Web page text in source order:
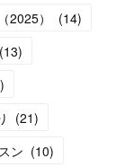
）
(14)
(13)
)
(21)
ン (10)